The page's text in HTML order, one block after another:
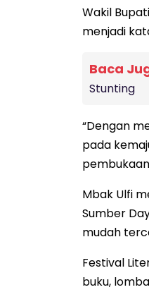
Wakil
menjadi
Baca
Stunting
“Dengan
pada
Mbak Ulfi
Sumber
mudah
Festival
buku,